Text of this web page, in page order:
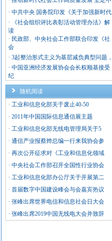
· 中共中央 国务院印发《关于加强新时代
·
《社会组织评比表彰活动管理办法》解
读
· 民政部、中央社会工作部联合印发《社
会
· 3起整治形式主义为基层减负典型问题，
· 中国亚洲经济发展协会会长权顺基接受
纪
随机阅读
· 工业和信息化部关于废止40-50
· 2011年中国国际信息通信展主题
· 工业和信息化部无线电管理局关于5
· 通信产业报蔡烨总编一行来我协会参
· 再次公开征求对《工业和信息化领域
· 中央社会工作部召开全国性行业协会
· 工业和信息化部办公厅关于开展第二
· 首届数字中国建设峰会与会嘉宾热议
· 张峰出席世界电信和信息社会日大会
· 张峰出席2019中国无线电大会并致辞